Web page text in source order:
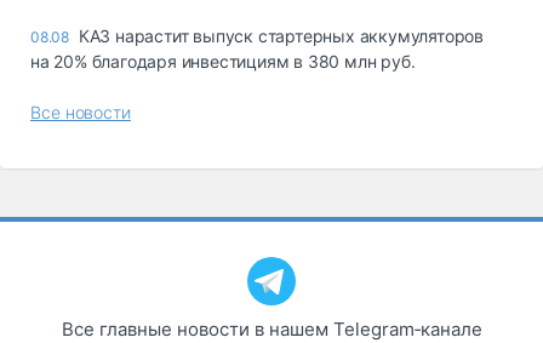
08.08 КАЗ нарастит выпуск стартерных аккумуляторов
на 20% благодаря инвестициям в 380 млн руб.
Все новости
Все главные новости в нашем Telegram‑канале